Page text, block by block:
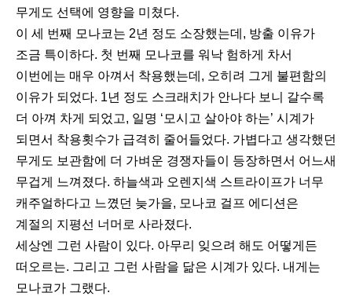
무게도 선택에 영향을 미쳤다.
이 세 번째 모나코는 2년 정도 소장했는데, 방출 이유가
조금 특이하다. 첫 번째 모나코를 워낙 험하게 차서
이번에는 매우 아껴서 착용했는데, 오히려 그게 불편함의
이유가 되었다. 1년 정도 스크래치가 안나다 보니 갈수록
더 아껴 차게 되었고, 일명 ‘모시고 살아야 하는’ 시계가
되면서 착용횟수가 급격히 줄어들었다. 가볍다고 생각했던
무게도 보관함에 더 가벼운 경쟁자들이 등장하면서 어느새
무겁게 느껴졌다. 하늘색과 오렌지색 스트라이프가 너무
캐주얼하다고 느꼈던 늦가을, 모나코 걸프 에디션은
계절의 지평선 너머로 사라졌다.
세상엔 그런 사람이 있다. 아무리 잊으려 해도 어떻게든
떠오르는. 그리고 그런 사람을 닮은 시계가 있다. 내게는
모나코가 그랬다.